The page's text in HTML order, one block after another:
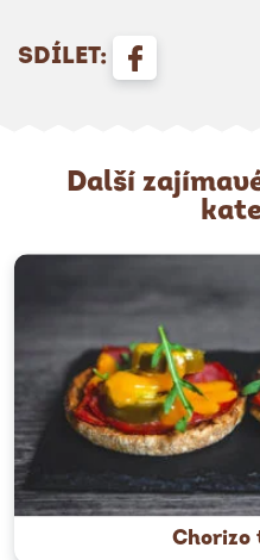
SDÍLET:
Další
Chorizo